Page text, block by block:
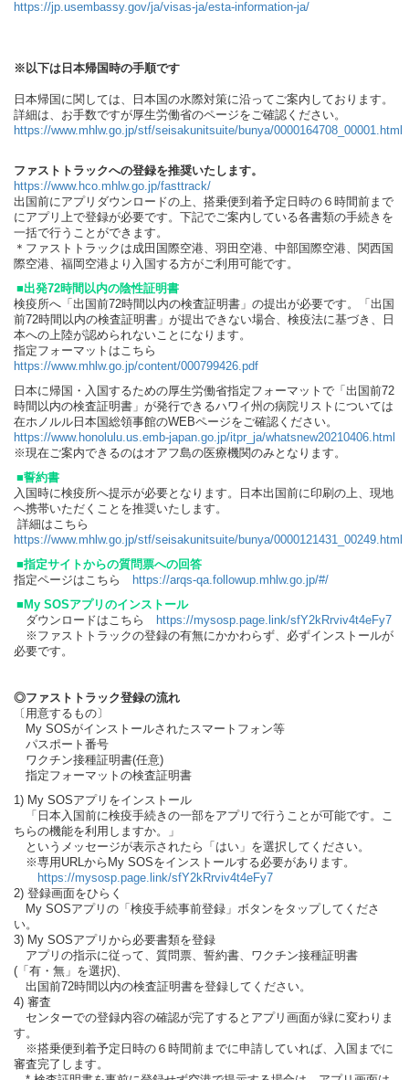
https://jp.usembassy.gov/ja/visas-ja/esta-information-ja/
※以下は日本帰国時の手順です
日本帰国に関しては、日本国の水際対策に沿ってご案内しております。
詳細は、お手数ですが厚生労働省のページをご確認ください。
https://www.mhlw.go.jp/stf/seisakunitsuite/bunya/0000164708_00001.html
ファストトラックへの登録を推奨いたします。
https://www.hco.mhlw.go.jp/fasttrack/
出国前にアプリダウンロードの上、搭乗便到着予定日時の６時間前まで
にアプリ上で登録が必要です。下記でご案内している各書類の手続きを
一括で行うことができます。
＊ファストトラックは成田国際空港、羽田空港、中部国際空港、関西国
際空港、福岡空港より入国する方がご利用可能です。
■出発72時間以内の陰性証明書
検疫所へ「出国前72時間以内の検査証明書」の提出が必要です。「出国
前72時間以内の検査証明書」が提出できない場合、検疫法に基づき、日
本への上陸が認められないことになります。
指定フォーマットはこちら
https://www.mhlw.go.jp/content/000799426.pdf
日本に帰国・入国するための厚生労働省指定フォーマットで「出国前72
時間以内の検査証明書」が発行できるハワイ州の病院リストについては
在ホノルル日本国総領事館のWEBページをご確認ください。
https://www.honolulu.us.emb-japan.go.jp/itpr_ja/whatsnew20210406.html
※現在ご案内できるのはオアフ島の医療機関のみとなります。
■誓約書
入国時に検疫所へ提示が必要となります。日本出国前に印刷の上、現地
へ携帯いただくことを推奨いたします。
詳細はこちら
https://www.mhlw.go.jp/stf/seisakunitsuite/bunya/0000121431_00249.html
■指定サイトからの質問票への回答
指定ページはこちら
https://arqs-qa.followup.mhlw.go.jp/#/
■My SOSアプリのインストール
ダウンロードはこちら
https://mysosp.page.link/sfY2kRrviv4t4eFy7
※ファストトラックの登録の有無にかかわらず、必ずインストールが
必要です。
◎ファストトラック登録の流れ
〔用意するもの〕
My SOSがインストールされたスマートフォン等
パスポート番号
ワクチン接種証明書(任意)
指定フォーマットの検査証明書
1) My SOSアプリをインストール
「日本入国前に検疫手続きの一部をアプリで行うことが可能です。こ
ちらの機能を利用しますか。」
というメッセージが表示されたら「はい」を選択してください。
※専用URLからMy SOSをインストールする必要があります。
https://mysosp.page.link/sfY2kRrviv4t4eFy7
2) 登録画面をひらく
My SOSアプリの「検疫手続事前登録」ボタンをタップしてくださ
い。
3) My SOSアプリから必要書類を登録
アプリの指示に従って、質問票、誓約書、ワクチン接種証明書
(「有・無」を選択)、
出国前72時間以内の検査証明書を登録してください。
4) 審査
センターでの登録内容の確認が完了するとアプリ画面が緑に変わりま
す。
※搭乗便到着予定日時の６時間前までに申請していれば、入国までに
審査完了します。